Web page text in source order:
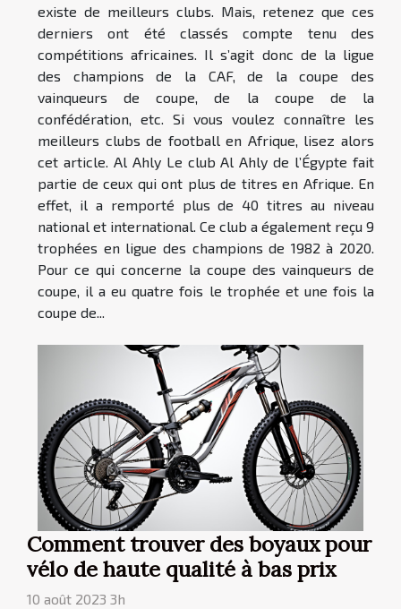
existe de meilleurs clubs. Mais, retenez que ces
derniers ont été classés compte tenu des
compétitions africaines. Il s’agit donc de la ligue
des champions de la CAF, de la coupe des
vainqueurs de coupe, de la coupe de la
confédération, etc. Si vous voulez connaître les
meilleurs clubs de football en Afrique, lisez alors
cet article. Al Ahly Le club Al Ahly de l’Égypte fait
partie de ceux qui ont plus de titres en Afrique. En
effet, il a remporté plus de 40 titres au niveau
national et international. Ce club a également reçu 9
trophées en ligue des champions de 1982 à 2020.
Pour ce qui concerne la coupe des vainqueurs de
coupe, il a eu quatre fois le trophée et une fois la
coupe de...
Comment trouver des boyaux pour
vélo de haute qualité à bas prix
10 août 2023 3h